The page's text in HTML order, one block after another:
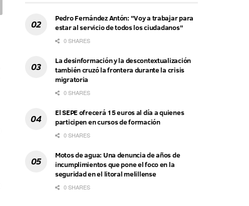
Pedro Fernández Antón: "Voy a trabajar para
estar al servicio de todos los ciudadanos"
0 SHARES
La desinformación y la descontextualización
también cruzó la frontera durante la crisis
migratoria
0 SHARES
El SEPE ofrecerá 15 euros al día a quienes
participen en cursos de formación
0 SHARES
Motos de agua: Una denuncia de años de
incumplimientos que pone el foco en la
seguridad en el litoral melillense
0 SHARES